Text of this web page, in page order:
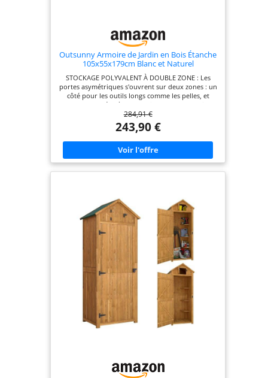
Outsunny Armoire de Jardin en Bois Étanche
105x55x179cm Blanc et Naturel
STOCKAGE POLYVALENT À DOUBLE ZONE : Les
portes asymétriques s'ouvrent sur deux zones : un
côté pour les outils longs comme les pelles, et
l'autre avec 4 étagères amovibles pour organiser
soigneusement diverses fournitures de jardin,
rendant cet abri incroyablement adaptable
CONCEPTION PROTECTRICE TOUT TEMPS : Un toit
incliné en métal galvanisé et un corps en bois de
sapin avec peinture imperméable offrent une
protection totale contre la pluie, tandis que le
fond surélevé de 3 cm de cette armoire extérieure
inégal. Renforcé par quatre supports en L et des
piquets de terre, cette armoire extérieure
supporte 30 kg par étagère, 60 kg sur la base et
jusqu'à 100 kg de neige FABRICATION EN BOIS DE
SAPIN MASSIF : Fabriqué en bois de sapin durable
avec un cadre solide, cet abri de jardin est livré en
kit de montage, offrant une expérience de
bricolage satisfaisante et un ajout pratique à votre
maison FORMAT COMPACT ET ÉLÉGANT :
Mesurant 105 x 55 x 179 cm et n'occupant que 0,43
m², il s'intègre parfaitement dans une cour ou sur
une terrasse. Le bois naturel, le cadre blanc, les
poignées en aluminium et les charnières noires de
cet abri se marient magnifiquement avec
284,91 €
243,90 €